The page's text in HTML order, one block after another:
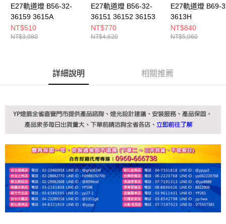
４．使用「AFTEE先享後付」時，將依據個別帳號之用戶狀況，依本公司即
時審查核予不同之上限額度；若仍有額度不足之情形，本公司將視審查結果
５．嚴禁一人註冊多個帳號或使用他人資訊註冊。若發現惡意使用之情形，
恩沛科技股份有限公司將有權停止該用戶之使用額度並採取法律行動。
E27軌道燈 B56-32-
36159 3615A
NT$510
NT$3,080
E27軌道燈 B56-32-
36151 36152 36153
NT$770
NT$4,620
E27軌道燈 B69-
3613H
NT$840
NT$5,060
詳細說明 相關推薦